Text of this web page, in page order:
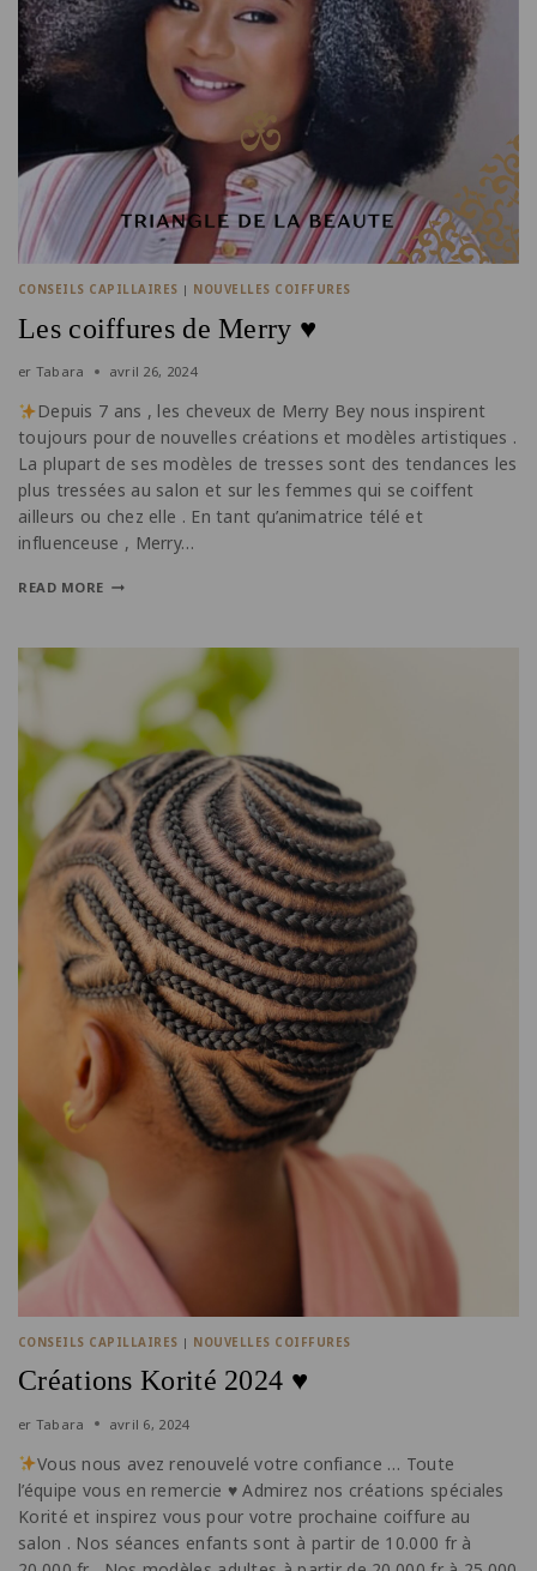
CONSEILS CAPILLAIRES | NOUVELLES COIFFURES
Les coiffures de Merry ♥️
er Tabara avril 26, 2024
Depuis 7 ans , les cheveux de Merry Bey nous inspirent
toujours pour de nouvelles créations et modèles artistiques .
La plupart de ses modèles de tresses sont des tendances les
plus tressées au salon et sur les femmes qui se coiffent
ailleurs ou chez elle . En tant qu’animatrice télé et
influenceuse , Merry…
READ MORE
CONSEILS CAPILLAIRES | NOUVELLES COIFFURES
Créations Korité 2024 ♥️
er Tabara avril 6, 2024
Vous nous avez renouvelé votre confiance … Toute
l’équipe vous en remercie ♥️ Admirez nos créations spéciales
Korité et inspirez vous pour votre prochaine coiffure au
salon . Nos séances enfants sont à partir de 10.000 fr à